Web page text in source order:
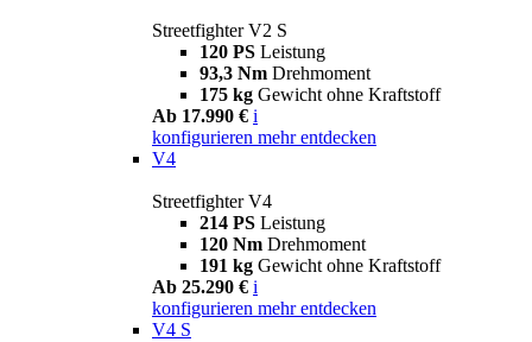
Streetfighter V2 S
120 PS Leistung
93,3 Nm Drehmoment
175 kg Gewicht ohne Kraftstoff
Ab 17.990 € i
konfigurieren mehr entdecken
V4
Streetfighter V4
214 PS Leistung
120 Nm Drehmoment
191 kg Gewicht ohne Kraftstoff
Ab 25.290 € i
konfigurieren mehr entdecken
V4 S